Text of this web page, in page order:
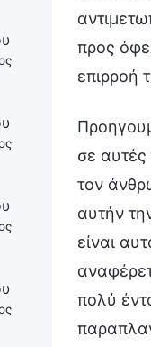
προς
επιρροή
σε αυτές
τον
αυτήν
είναι
πολύ